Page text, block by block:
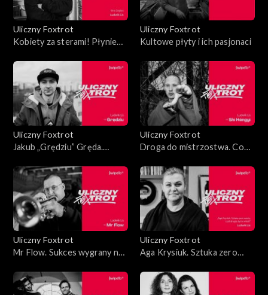
Uliczny Foxtrot
Kobiety za sterami! Płyniemy
Uliczny Foxtrot
Kultowe płyty i ich pasjonaci
Uliczny Foxtrot
Jakub „Grędziu” Gręda.
kieszeni
Uliczny Foxtrot
Droga do mistrzostwa. Co
Uliczny Foxtrot
Mr Flow. Sukces wygrany na
Uliczny Foxtrot
Aga Krysiuk. Sztuka zero
winyli